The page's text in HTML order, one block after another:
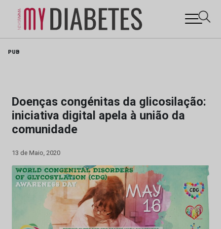
PUB
Doenças congénitas da glicosilação:
iniciativa digital apela à união da
comunidade
13 de Maio, 2020